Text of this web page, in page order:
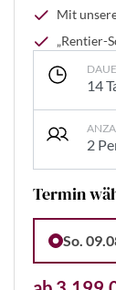
Mit
„Rentier-
14
2
Termin
So.